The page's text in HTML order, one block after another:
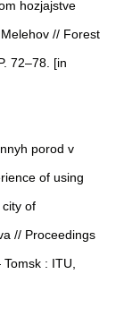
hozjajstve
// Forest
72–78. [in
porod v
of using
of
// Proceedings
: ITU,